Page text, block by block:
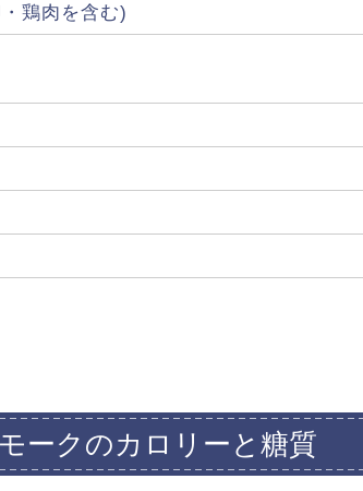
鶏肉を含む)
ークのカロリーと糖質